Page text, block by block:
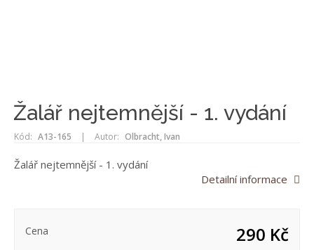
Žalář nejtemnější - 1. vydání
Kód: A13-165 | Autor: Olbracht, Ivan
Žalář nejtemnější - 1. vydání
Detailní informace
Cena 290 Kč